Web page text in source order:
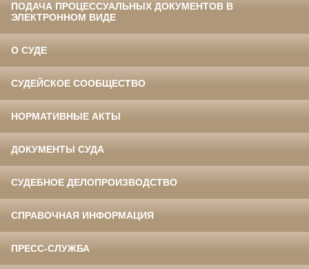
ПОДАЧА ПРОЦЕССУАЛЬНЫХ ДОКУМЕНТОВ В
ЭЛЕКТРОННОМ ВИДЕ
О СУДЕ
СУДЕЙСКОЕ СООБЩЕСТВО
НОРМАТИВНЫЕ АКТЫ
ДОКУМЕНТЫ СУДА
СУДЕБНОЕ ДЕЛОПРОИЗВОДСТВО
СПРАВОЧНАЯ ИНФОРМАЦИЯ
ПРЕСС-СЛУЖБА